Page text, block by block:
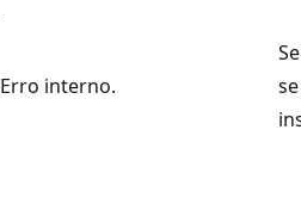
Erro interno.